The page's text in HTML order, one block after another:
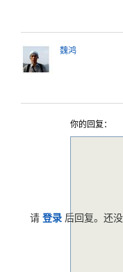
魏鸿
你的回复：
请 登录 后回复。还